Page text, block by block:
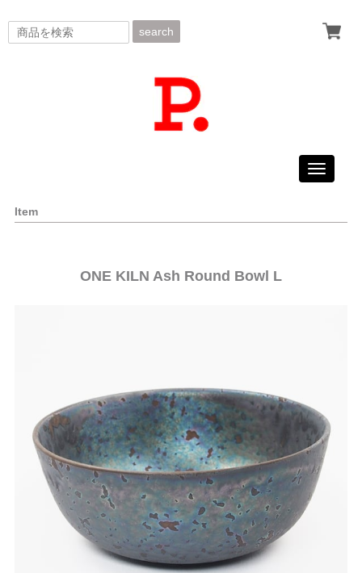
search
Toggle
Item
ONE KILN Ash Round Bowl L